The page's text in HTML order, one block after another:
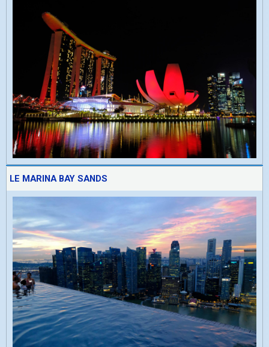
LE MARINA BAY SANDS